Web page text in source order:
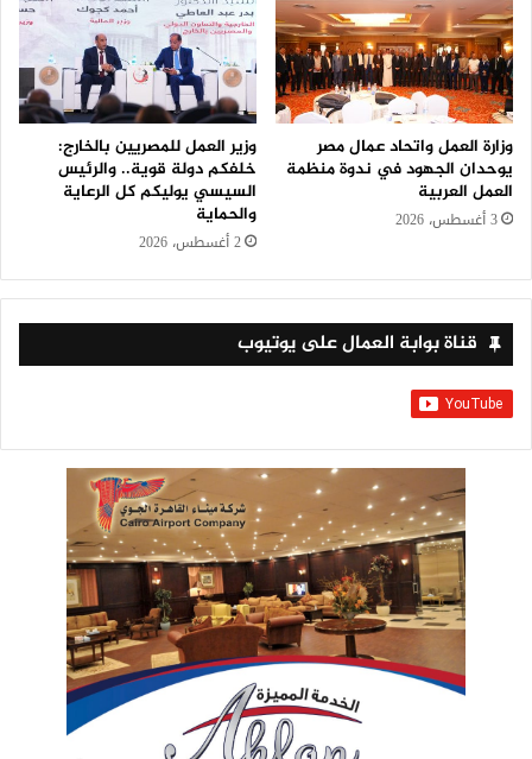
وزارة العمل واتحاد عمال مصر
يوحدان الجهود في ندوة منظمة
العمل العربية
3 أغسطس، 2026
وزير العمل للمصريين بالخارج:
خلفكم دولة قوية.. والرئيس
السيسي يوليكم كل الرعاية
والحماية
2 أغسطس، 2026
قناة بوابة العمال على يوتيوب